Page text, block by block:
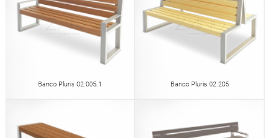
Banco Pluris 02.005.1 Banco Pluris 02.205